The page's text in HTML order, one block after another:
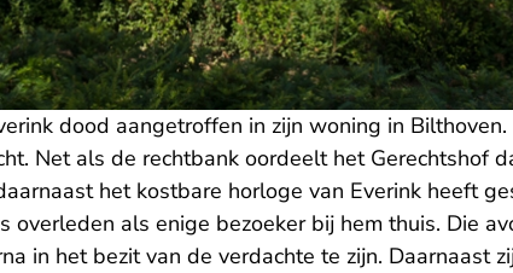
dood aangetroffen in zijn woning in
Net als de rechtbank oordeelt het Gerechtshof
het kostbare horloge van Everink heeft
overleden als enige bezoeker bij hem thuis. Die
in het bezit van de verdachte te zijn. Daarnaast